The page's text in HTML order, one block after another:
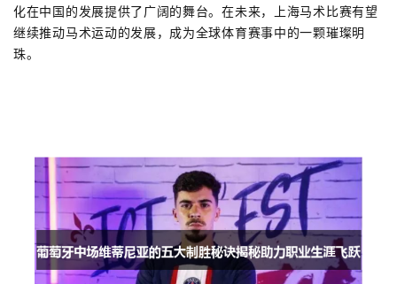
化在中国的发展提供了广阔的舞台。在未来，上海马术比赛有望
继续推动马术运动的发展，成为全球体育赛事中的一颗璀璨明
珠。